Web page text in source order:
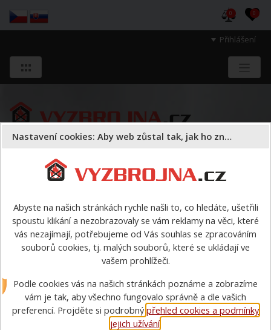
Přihlášení
0 0
a majetek druhých.
ZBOŽÍ v AKCI nebo s DÁRKEM>Sada TRIKOLORA EXTRA
Sada TRIKOLORA EXTRA
AKCE
Nastavení cookies: Aby web zůstal tak, jak ho znáte
Abyste na našich stránkách rychle našli to, co hledáte, ušetřili
spoustu klikání a nezobrazovaly se vám reklamy na věci, které
vás nezajímají, potřebujeme od Vás souhlas se zpracováním
souborů cookies, tj. malých souborů, které se ukládají ve
vašem prohlížeči.
Podle cookies vás na našich stránkách poznáme a zobrazíme
vám je tak, aby všechno fungovalo správně a dle vašich
preferencí. Projděte si podrobnýpřehled cookies a podmínky
jejich užívání.